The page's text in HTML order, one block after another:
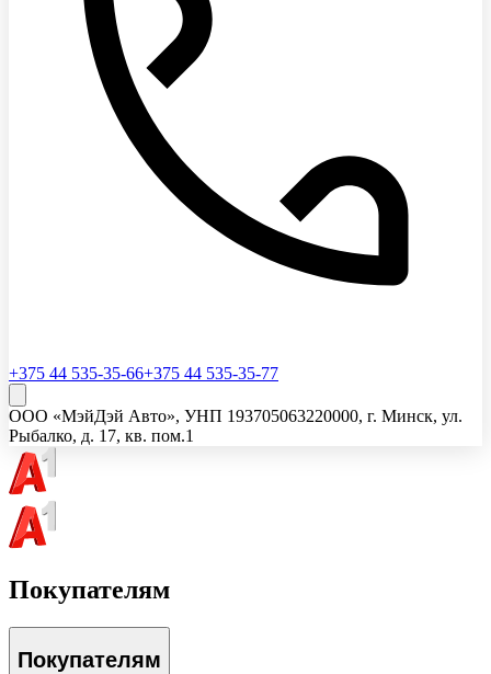
+375 44 535-35-66+375 44 535-35-77
ООО «МэйДэй Авто», УНП 193705063220000, г. Минск, ул.
Рыбалко, д. 17, кв. пом.1
Покупателям
Покупателям